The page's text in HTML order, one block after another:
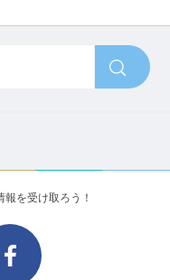
を受け取ろう！